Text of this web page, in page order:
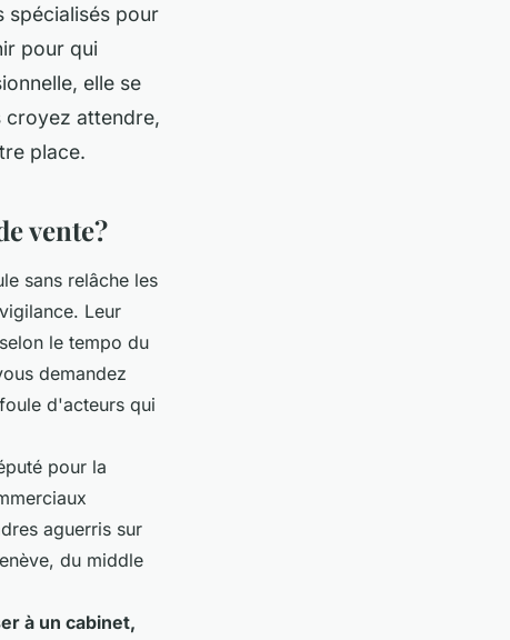
spécialisés pour
pour qui
elle se
croyez attendre,
place.
vente?
sans relâche les
Leur
le tempo du
demandez
d'acteurs qui
pour la
aguerris sur
du middle
à un cabinet,